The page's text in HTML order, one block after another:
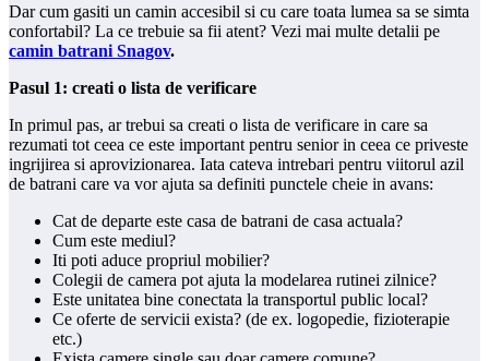
Dar cum gasiti un camin accesibil si cu care toata lumea sa se simta
confortabil? La ce trebuie sa fii atent? Vezi mai multe detalii pe
camin batrani Snagov.
Pasul 1: creati o lista de verificare
In primul pas, ar trebui sa creati o lista de verificare in care sa
rezumati tot ceea ce este important pentru senior in ceea ce priveste
ingrijirea si aprovizionarea. Iata cateva intrebari pentru viitorul azil
de batrani care va vor ajuta sa definiti punctele cheie in avans:
Cat de departe este casa de batrani de casa actuala?
Cum este mediul?
Iti poti aduce propriul mobilier?
Colegii de camera pot ajuta la modelarea rutinei zilnice?
Este unitatea bine conectata la transportul public local?
Ce oferte de servicii exista? (de ex. logopedie, fizioterapie
etc.)